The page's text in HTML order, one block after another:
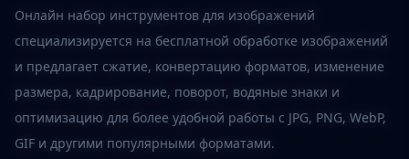
Онлайн набор инструментов для изображений
специализируется на бесплатной обработке изображений
и предлагает сжатие, конвертацию форматов, изменение
размера, кадрирование, поворот, водяные знаки и
оптимизацию для более удобной работы с JPG, PNG, WebP,
GIF и другими популярными форматами.